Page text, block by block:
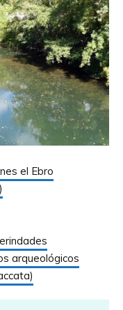
el Ebro
arqueológicos